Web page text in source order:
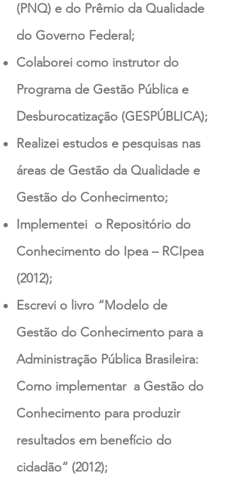
(PNQ) e do Prêmio da Qualidade
do Governo Federal;
Colaborei como instrutor do
Programa de Gestão Pública e
Desburocatização (GESPÚBLICA);
Realizei estudos e pesquisas nas
áreas de Gestão da Qualidade e
Gestão do Conhecimento;
Implementei o Repositório do
Conhecimento do Ipea – RCIpea
(2012);
Escrevi o livro “Modelo de
Gestão do Conhecimento para a
Administração Pública Brasileira:
Como implementar a Gestão do
Conhecimento para produzir
resultados em benefício do
cidadão” (2012);